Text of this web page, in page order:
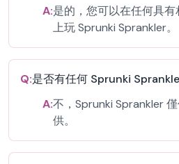
A:是的，您可以在任何具
上玩 Sprunki Sprankler。
Q:是否有任何 Sprunki
A:不，Sprunki Sprankler
供。